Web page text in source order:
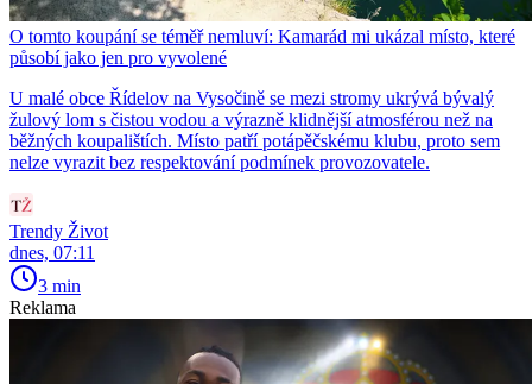
O tomto koupání se téměř nemluví: Kamarád mi ukázal místo, které
působí jako jen pro vyvolené
U malé obce Řídelov na Vysočině se mezi stromy ukrývá bývalý
žulový lom s čistou vodou a výrazně klidnější atmosférou než na
běžných koupalištích. Místo patří potápěčskému klubu, proto sem
nelze vyrazit bez respektování podmínek provozovatele.
Trendy Život
dnes, 07:11
3 min
Reklama